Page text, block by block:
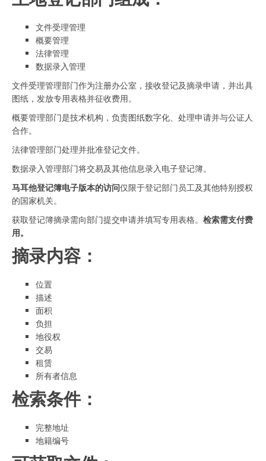
文件受理管理
概要管理
法律管理
数据录入管理
文件受理管理部门作为注册办公室，接收登记及摘录申请，并出具
图纸，发放专用表格并征收费用。
概要管理部门是技术机构，负责图纸数字化、处理申请并与公证人
合作。
法律管理部门处理并批准登记文件。
数据录入管理部门将交易及其他信息录入电子登记簿。
马耳他登记簿电子版本的访问仅限于登记部门员工及其他特别授权
的国家机关。
获取登记簿摘录需向部门提交申请并填写专用表格。 检索需支付费
用。
摘录内容：
位置
描述
面积
负担
地役权
交易
租赁
所有者信息
检索条件：
完整地址
地籍编号